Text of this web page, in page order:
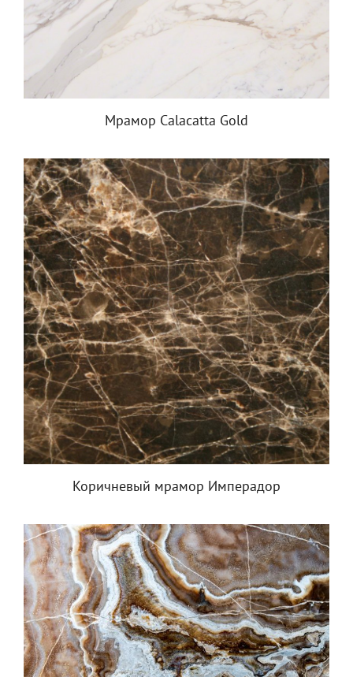
Мрамор Calacatta Gold
Коричневый мрамор Имперадор